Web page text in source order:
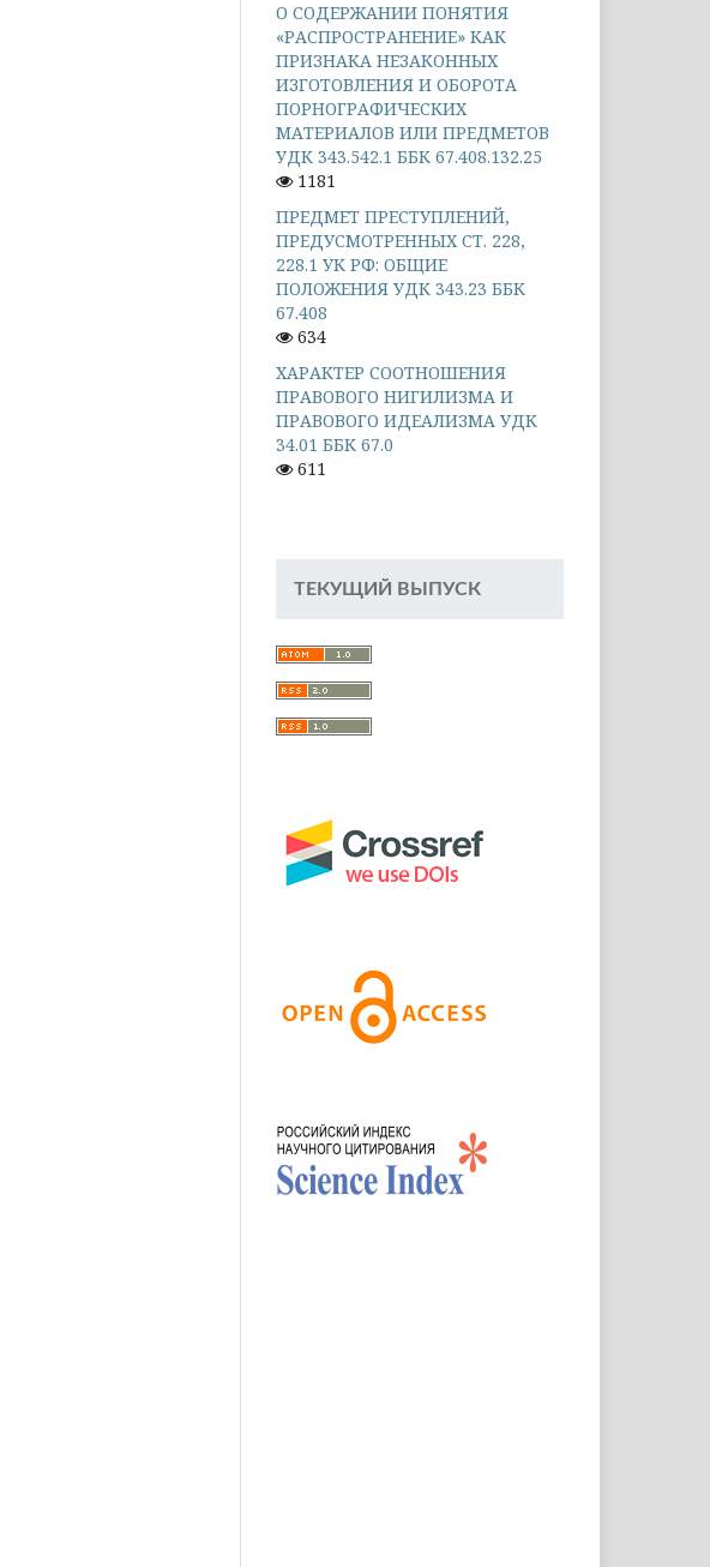
О СОДЕРЖАНИИ ПОНЯТИЯ
«РАСПРОСТРАНЕНИЕ» КАК
ПРИЗНАКА НЕЗАКОННЫХ
ИЗГОТОВЛЕНИЯ И ОБОРОТА
ПОРНОГРАФИЧЕСКИХ
МАТЕРИАЛОВ ИЛИ ПРЕДМЕТОВ
УДК 343.542.1 ББК 67.408.132.25
1181
ПРЕДМЕТ ПРЕСТУПЛЕНИЙ,
ПРЕДУСМОТРЕННЫХ СТ. 228,
228.1 УК РФ: ОБЩИЕ
ПОЛОЖЕНИЯ УДК 343.23 ББК
67.408
634
ХАРАКТЕР СООТНОШЕНИЯ
ПРАВОВОГО НИГИЛИЗМА И
ПРАВОВОГО ИДЕАЛИЗМА УДК
34.01 ББК 67.0
611
ТЕКУЩИЙ ВЫПУСК